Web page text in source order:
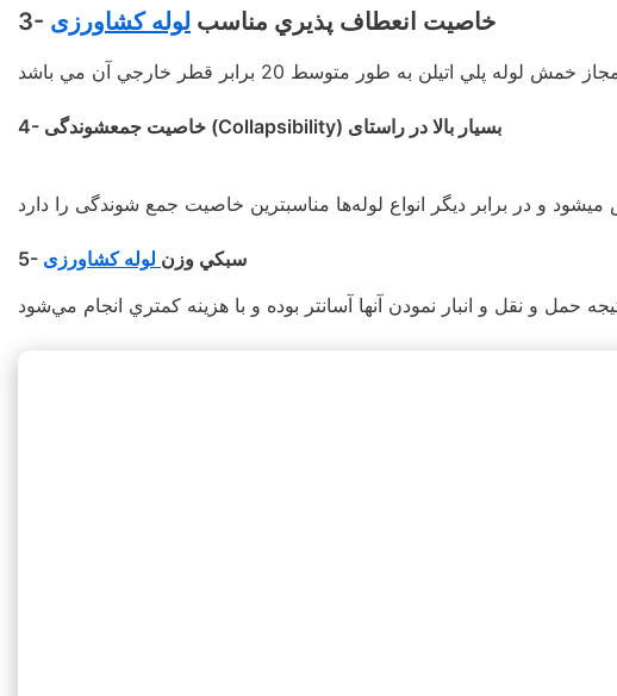
3- خاصيت انعطاف پذيري مناسب لوله کشاورزی
4- خاصيت جمعشوندگی (Collapsibility) بسيار بالا در راستای
5- سبكي وزن لوله کشاورزی